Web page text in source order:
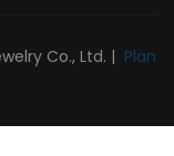
Co., Ltd. | Plan